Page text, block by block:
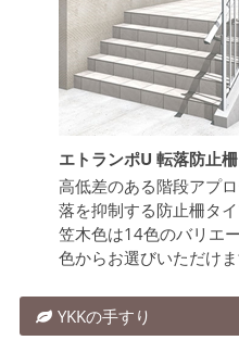
エトランポU 転落防止
高低差のある階段アプ
落を抑制する防止柵タイ
笠木色は14色のバリエ
色からお選びいただけま
YKKの手すり